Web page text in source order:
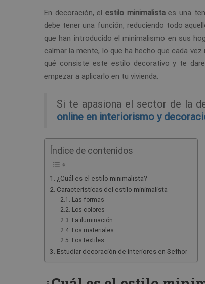
En decoración, el estilo minimalistaes una
debe tener una función, reduciendo todo
que han introducido el minimalismo en sus
calmar la mente, lo que ha hecho que cada
qué consiste este estilo decorativo y te
empezar a aplicarlo en tu vivienda.
Si te apasiona el sector de la
online en interiorismo y
Índice de contenidos
¿Cuál es el estilo minimalista?
Características del estilo minimalista
Las formas
Los colores
La iluminación
Los materiales
Los textiles
Estudiar decoración de interiores en Sefhor